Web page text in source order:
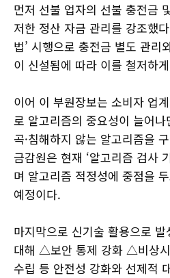
먼저 선불 업자의 선불 충전금
저한 정산 자금 관리를 강조했
법’ 시행으로 충전금 별도 관리
이 신설됨에 따라 이를 철저하
이어 이 부원장보는 소비자 업
로 알고리즘의 중요성이 늘어
곡·침해하지 않는 알고리즘을
금감원은 현재 ‘알고리즘 검사
며 알고리즘 적정성에 중점을
예정이다.
마지막으로 신기술 활용으로
대해 △보안 통제 강화 △비상
수립 등 안전성 강화와 선제적